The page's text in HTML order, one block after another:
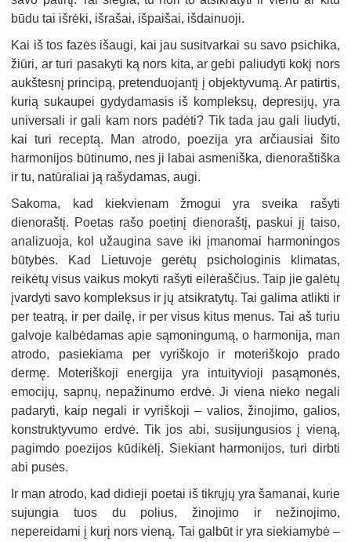
būdu tai išrėki, išrašai, išpaišai, išdainuoji.
Kai iš tos fazės išaugi, kai jau susitvarkai su savo psichika,
žiūri, ar turi pasakyti ką nors kita, ar gebi paliudyti kokį nors
aukštesnį principą, pretenduojantį į objektyvumą. Ar patirtis,
kurią sukaupei gydydamasis iš kompleksų, depresijų, yra
universali ir gali kam nors padėti? Tik tada jau gali liudyti,
kai turi receptą. Man atrodo, poezija yra arčiausiai šito
harmonijos būtinumo, nes ji labai asmeniška, dienoraštiška
ir tu, natūraliai ją rašydamas, augi.
Sakoma, kad kiekvienam žmogui yra sveika rašyti
dienoraštį. Poetas rašo poetinį dienoraštį, paskui jį taiso,
analizuoja, kol užaugina save iki įmanomai harmoningos
būtybės. Kad Lietuvoje gerėtų psichologinis klimatas,
reikėtų visus vaikus mokyti rašyti eilėraščius. Taip jie galėtų
įvardyti savo kompleksus ir jų atsikratytų. Tai galima atlikti ir
per teatrą, ir per dailę, ir per visus kitus menus. Tai aš turiu
galvoje kalbėdamas apie sąmoningumą, o harmonija, man
atrodo, pasiekiama per vyriškojo ir moteriškojo prado
dermę. Moteriškoji energija yra intuityvioji pasąmonės,
emocijų, sapnų, nepažinumo erdvė. Ji viena nieko negali
padaryti, kaip negali ir vyriškoji – valios, žinojimo, galios,
konstruktyvumo erdvė. Tik jos abi, susijungusios į vieną,
pagimdo poezijos kūdikėlį. Siekiant harmonijos, turi dirbti
abi pusės.
Ir man atrodo, kad didieji poetai iš tikrųjų yra šamanai, kurie
sujungia tuos du polius, žinojimo ir nežinojimo,
nepereidami į kurį nors vieną. Tai galbūt ir yra siekiamybė –